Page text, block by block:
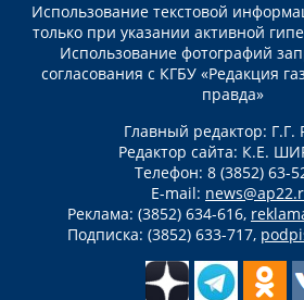
Использование текстовой
только при указании активной
Использование фотографий
согласования с КГБУ «Редакция
правда»
Главный редактор:
Редактор сайта: К.Е.
Телефон: 8 (3852) 63-
E-mail:
Реклама: (3852) 634-616,
Подписка: (3852) 633-717,